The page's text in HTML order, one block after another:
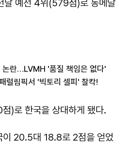
날 예선 4위(579점)로 동메달
논란…LVMH '품질 책임은 없다'
럴림픽서 '빅토리 셀피' 찰칵!
)로 한국을 상대하게 됐다.
이 20.5대 18.8로 2점을 얻었